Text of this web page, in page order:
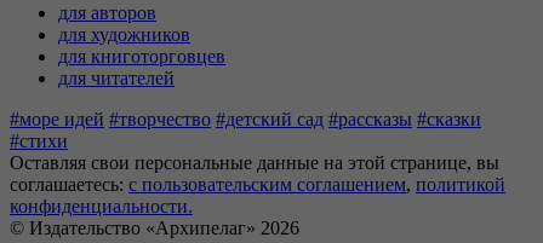
для авторов
для художников
для книготорговцев
для читателей
#море идей #творчество #детский сад #рассказы #сказки
#стихи
Оставляя свои персональные данные на этой странице, вы
соглашаетесь: c пользовательским соглашением, политикой
конфиденциальности.
© Издательство «Архипелаг» 2026